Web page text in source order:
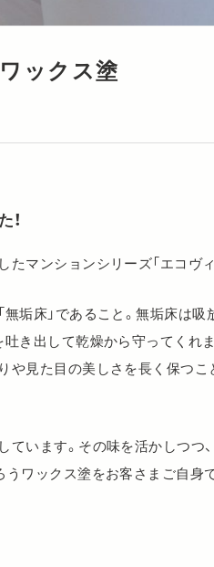
ックス塗
！
マンションシリーズ「エコヴィ
垢床」であること。無垢床は吸
き出して乾燥から守ってくれ
や見た目の美しさを長く保つこ
います。その味を活かしつつ
うワックス塗をお客さまご自身